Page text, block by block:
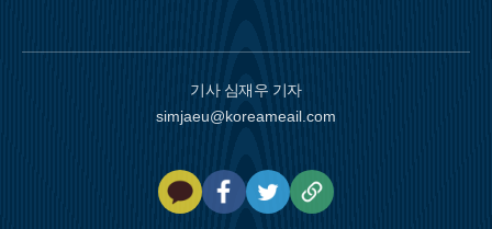
기사 심재우 기자
simjaeu@koreameail.com